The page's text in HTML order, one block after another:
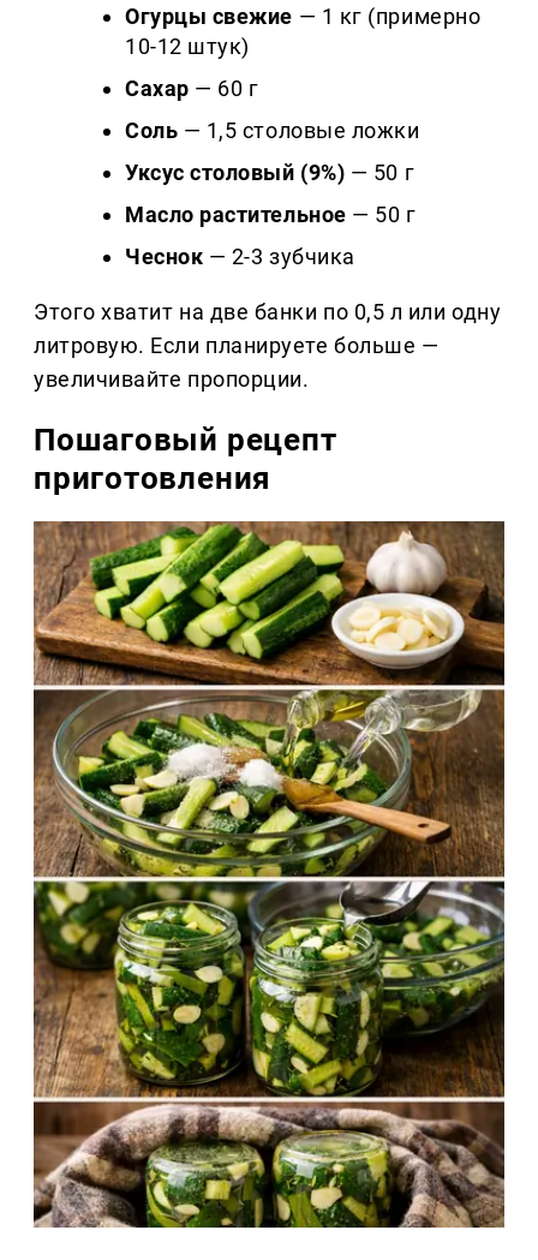
Огурцы свежие — 1 кг (примерно
10-12 штук)
Сахар — 60 г
Соль — 1,5 столовые ложки
Уксус столовый (9%) — 50 г
Масло растительное — 50 г
Чеснок — 2-3 зубчика
Этого хватит на две банки по 0,5 л или одну
литровую. Если планируете больше —
увеличивайте пропорции.
Пошаговый рецепт
приготовления